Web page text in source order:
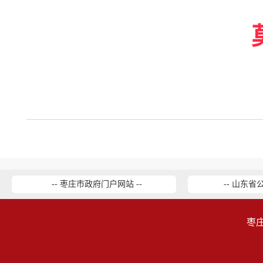
-- 枣庄市政府门户网站 -- -- 山东省
枣